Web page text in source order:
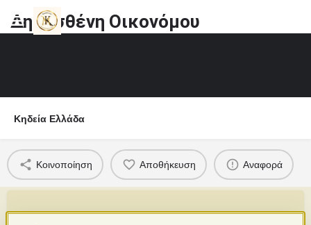
Δημοσθένη Οικονόμου
Κηδεία Ελλάδα
Κοινοποίηση Αποθήκευση Αναφορά